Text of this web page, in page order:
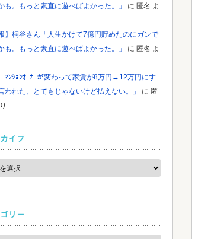
も。もっと素直に遊べばよかった。」
に 匿名 よ
報】桐谷さん「人生かけて7億円貯めたのにガンで
も。もっと素直に遊べばよかった。」
に 匿名 よ
ﾏﾝｼｮﾝｵｰﾅｰが変わって家賃が8万円→12万円にす
われた、とてもじゃないけど払えない。」
に 匿
イブ
リー